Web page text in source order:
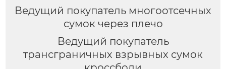
Ведущий покупатель многоотсечных
сумок через плечо
Ведущий покупатель
трансграничных взрывных сумок